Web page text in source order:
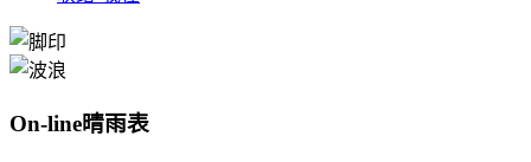
On-line晴雨表